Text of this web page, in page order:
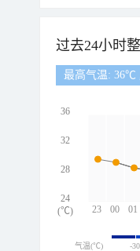
过去24小时
最高气温: 36℃
23 00 01
36
32
28
24
(℃)
气温(℃) -30